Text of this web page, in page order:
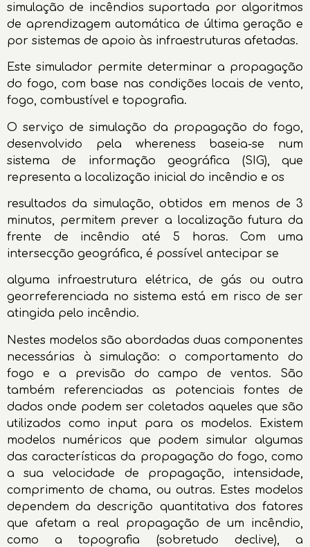
simulação de incêndios suportada por algoritmos
de aprendizagem automática de última geração e
por sistemas de apoio às infraestruturas afetadas.
Este simulador permite determinar a propagação
do fogo, com base nas condições locais de vento,
fogo, combustível e topografia.
O serviço de simulação da propagação do fogo,
desenvolvido pela whereness baseia-se num
sistema de informação geográfica (SIG), que
representa a localização inicial do incêndio e os
resultados da simulação, obtidos em menos de 3
minutos, permitem prever a localização futura da
frente de incêndio até 5 horas. Com uma
intersecção geográfica, é possível antecipar se
alguma infraestrutura elétrica, de gás ou outra
georreferenciada no sistema está em risco de ser
atingida pelo incêndio.
Nestes modelos são abordadas duas componentes
necessárias à simulação: o comportamento do
fogo e a previsão do campo de ventos. São
também referenciadas as potenciais fontes de
dados onde podem ser coletados aqueles que são
utilizados como input para os modelos. Existem
modelos numéricos que podem simular algumas
das características da propagação do fogo, como
a sua velocidade de propagação, intensidade,
comprimento de chama, ou outras. Estes modelos
dependem da descrição quantitativa dos fatores
que afetam a real propagação de um incêndio,
como a topografia (sobretudo declive), a